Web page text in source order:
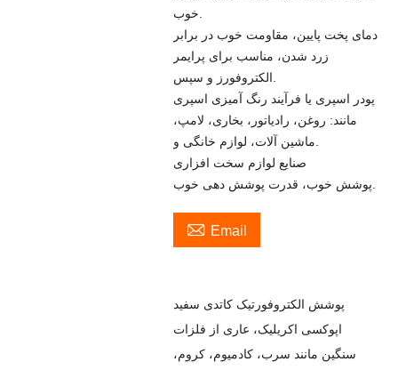
دمای پخت پایین، مقاومت خوب در برابر
زرد شدن، مناسب برای پرایمر
پودر اسپری یا فرآیند رنگ آمیزی اسپری
مانند: روغن، رادیاتور، بخاری، لامپ،
صنایع لوازم سخت افزاری
 Email
پوشش الکتروفورتیک کاتدی سفید
اپوکسی اکریلیک، عاری از فلزات
سنگین مانند سرب، کادمیوم، کروم،